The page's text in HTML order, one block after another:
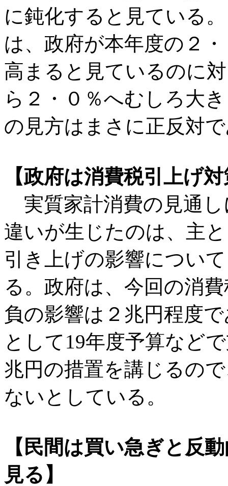
に鈍化すると見ている
は、政府が本年度の２
高まると見ているのに
ら２・０％へむしろ大
の見方はまさに正反対
【政府は消費税引上げ
実質家計消費の見通
違いが生じたのは、主
引き上げの影響につい
る。政府は、今回の消
負の影響は２兆円程度
として19年度予算など
兆円の措置を講じるの
ないとしている。
【民間は買い急ぎと反
見る】